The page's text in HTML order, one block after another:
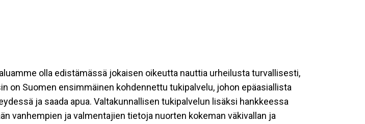
olla edistämässä jokaisen oikeutta nauttia urheilusta turvallisesti,
on Suomen ensimmäinen kohdennettu tukipalvelu, johon epäasiallista
ja saada apua. Valtakunnallisen tukipalvelun lisäksi hankkeessa
vanhempien ja valmentajien tietoja nuorten kokeman väkivallan ja